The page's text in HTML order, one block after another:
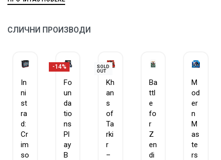
СЛИЧНИ ПРОИЗВОДИ
In
ni
st
ra
d:
Cr
im
so
-14%
Fo
un
da
tio
ns
Pl
ay
B
SOLD
OUT
Kh
an
s
of
Ta
rki
r
–
Ba
ttl
e
fo
r
Z
en
di
M
od
er
n
M
as
te
rs